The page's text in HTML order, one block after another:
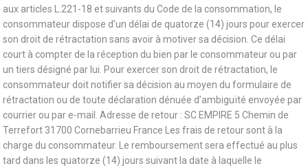
aux articles L.221-18 et suivants du Code de la consommation, le
consommateur dispose d’un délai de quatorze (14) jours pour exercer
son droit de rétractation sans avoir à motiver sa décision. Ce délai
court à compter de la réception du bien par le consommateur ou par
un tiers désigné par lui. Pour exercer son droit de rétractation, le
consommateur doit notifier sa décision au moyen du formulaire de
rétractation ou de toute déclaration dénuée d’ambiguïté envoyée par
courrier ou par e-mail. Adresse de retour : SC EMPIRE 5 Chemin de
Terrefort 31700 Cornebarrieu France Les frais de retour sont à la
charge du consommateur. Le remboursement sera effectué au plus
tard dans les quatorze (14) jours suivant la date à laquelle le